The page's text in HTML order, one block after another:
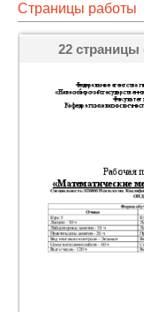
Страницы работы
22